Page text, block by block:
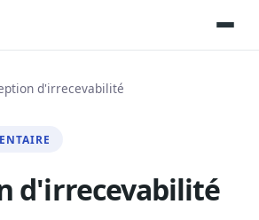
réponses sourcées
AN/Sénat transcrites
d'irrecevabilité
d'irrecevabilité